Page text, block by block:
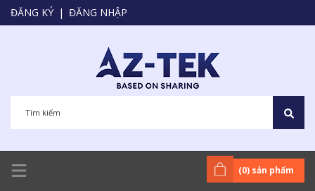
ĐĂNG KÝ | ĐĂNG NHẬP
(0) sản phẩm